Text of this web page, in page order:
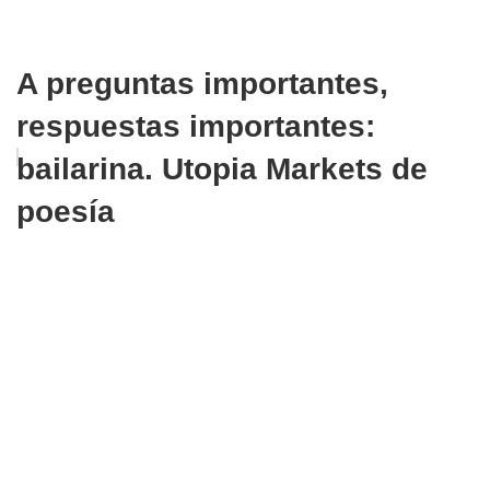
A preguntas importantes,
respuestas importantes:
bailarina. Utopia Markets de
poesía